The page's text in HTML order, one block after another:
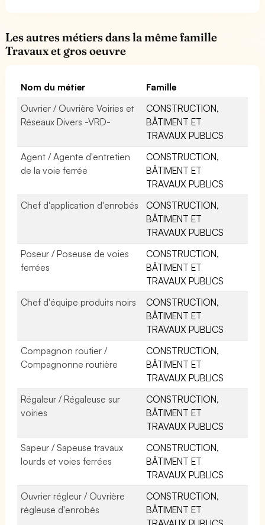
Les autres métiers dans la même famille
Travaux et gros oeuvre
Nom du métier
Famille
Ouvrier / Ouvrière Voiries et
Réseaux Divers -VRD-
CONSTRUCTION,
BÂTIMENT ET
TRAVAUX PUBLICS
Agent / Agente d'entretien
de la voie ferrée
CONSTRUCTION,
BÂTIMENT ET
TRAVAUX PUBLICS
Chef d'application d'enrobés
CONSTRUCTION,
BÂTIMENT ET
TRAVAUX PUBLICS
Poseur / Poseuse de voies
ferrées
CONSTRUCTION,
BÂTIMENT ET
TRAVAUX PUBLICS
Chef d'équipe produits noirs
CONSTRUCTION,
BÂTIMENT ET
TRAVAUX PUBLICS
Compagnon routier /
Compagnonne routière
CONSTRUCTION,
BÂTIMENT ET
TRAVAUX PUBLICS
Régaleur / Régaleuse sur
voiries
CONSTRUCTION,
BÂTIMENT ET
TRAVAUX PUBLICS
Sapeur / Sapeuse travaux
lourds et voies ferrées
CONSTRUCTION,
BÂTIMENT ET
TRAVAUX PUBLICS
Ouvrier régleur / Ouvrière
régleuse d'enrobés
CONSTRUCTION,
BÂTIMENT ET